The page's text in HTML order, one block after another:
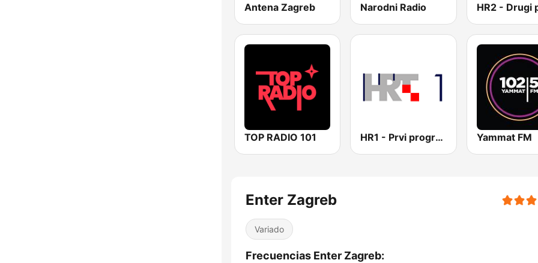
Antena Zagreb Narodni Radio
TOP RADIO 101 HR1 - Prvi program Yammat FM
Enter Zagreb
Variado
Frecuencias Enter Zagreb: